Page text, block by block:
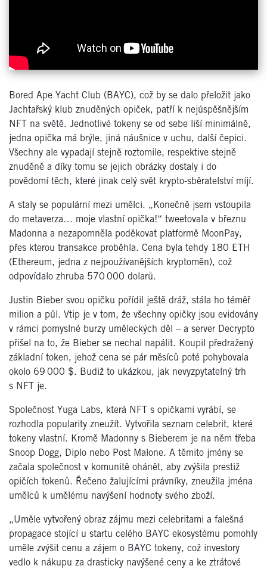
Bored Ape Yacht Club (BAYC), což by se dalo přeložit jako
Jachtařský klub znuděných opiček, patří k nejúspěšnějším
NFT na světě. Jednotlivé tokeny se od sebe liší minimálně,
jedna opička má brýle, jiná náušnice v uchu, další čepici.
Všechny ale vypadají stejně roztomile, respektive stejně
znuděně a díky tomu se jejich obrázky dostaly i do
povědomí těch, které jinak celý svět krypto-sběratelství míjí.
A staly se populární mezi umělci. „Konečně jsem vstoupila
do metaverza… moje vlastní opička!“ tweetovala v březnu
Madonna a nezapomněla poděkovat platformě MoonPay,
přes kterou transakce proběhla. Cena byla tehdy 180 ETH
(Ethereum, jedna z nejpoužívanějších kryptoměn), což
odpovídalo zhruba 570 000 dolarů.
Justin Bieber svou opičku pořídil ještě dráž, stála ho téměř
milion a půl. Vtip je v tom, že všechny opičky jsou evidovány
v rámci pomyslné burzy uměleckých děl – a server Decrypto
přišel na to, že Bieber se nechal napálit. Koupil předražený
základní token, jehož cena se pár měsíců poté pohybovala
okolo 69 000 $. Budiž to ukázkou, jak nevyzpytatelný trh
s NFT je.
Společnost Yuga Labs, která NFT s opičkami vyrábí, se
rozhodla popularity zneužít. Vytvořila seznam celebrit, které
tokeny vlastní. Kromě Madonny s Bieberem je na něm třeba
Snoop Dogg, Diplo nebo Post Malone. A těmito jmény se
začala společnost v komunitě ohánět, aby zvýšila prestiž
opičích tokenů. Řečeno žalujícími právníky, zneužila jména
umělců k umělému navýšení hodnoty svého zboží.
„Uměle vytvořený obraz zájmu mezi celebritami a falešná
propagace stojící u startu celého BAYC ekosystému pomohly
uměle zvýšit cenu a zájem o BAYC tokeny, což investory
vedlo k nákupu za drasticky navýšené ceny a ke ztrátové